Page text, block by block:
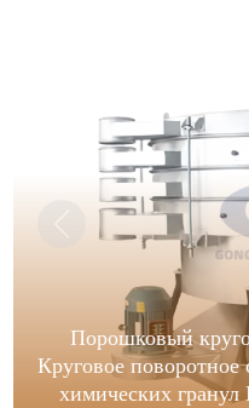
Порошковый
Круговое поворотное
химических